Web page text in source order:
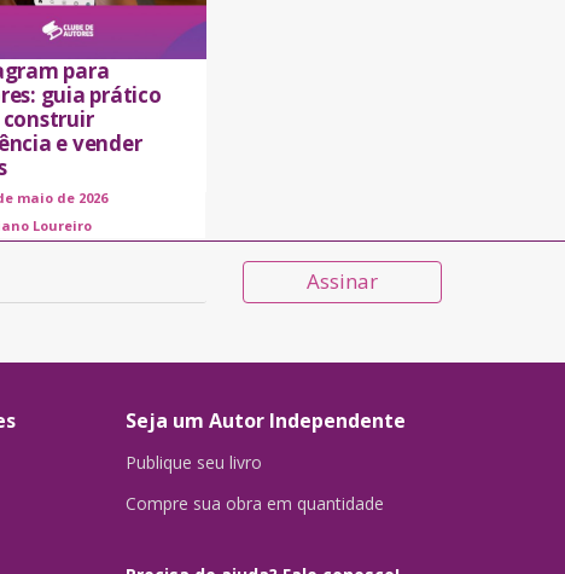
para
guia prático
construir
e vender
maio de 2026
Loureiro
Assinar
Seja um Autor Independente
Publique seu livro
Compre sua obra em quantidade